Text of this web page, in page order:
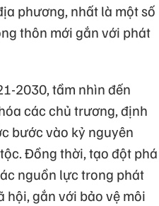
phương, nhất là một số
thôn mới gắn với phát
2030, tầm nhìn đến
các chủ trương, định
bước vào kỷ nguyên
Đồng thời, tạo đột phá
nguồn lực trong phát
hội, gắn với bảo vệ môi